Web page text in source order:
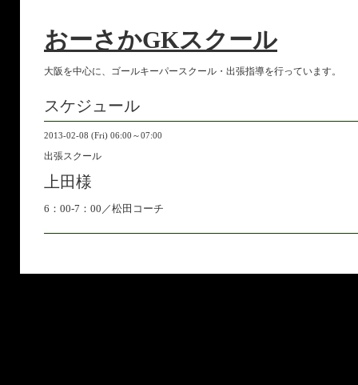
おーさかGKスクール
大阪を中心に、ゴールキーパースクール・出張指導を行っています。
スケジュール
2013-02-08 (Fri) 06:00～07:00
出張スクール
上田様
6：00-7：00／松田コーチ